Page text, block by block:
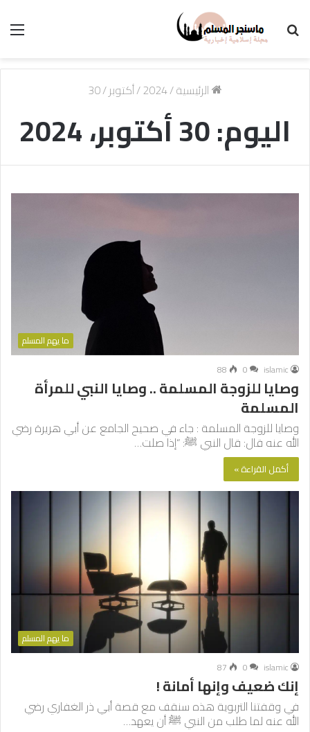
الرئيسية/
2024
/أكتوبر/
30
اليوم:30 أكتوبر، 2024
ما يهم المسلم
islamic
0
88
وصايا للزوجة المسلمة .. وصايا النبي للمرأة
المسلمة
وصايا للزوجة المسلمة : جاء في صحيح الجامع عن أبي هريرة رضي
الله عنه قال: قال النبي ﷺ: “إذا صلت…
أكمل القراءة »
ما يهم المسلم
islamic
0
87
إنك ضعيف وإنها أمانة !
في وقفتنا التربوية هذه سنقف مع قصة أبي ذر الغفاري رضي
الله عنه لما طلب من النبي ﷺ أن يعهد…